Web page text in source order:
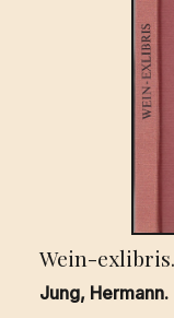
Wein-
Jung, Hermann.